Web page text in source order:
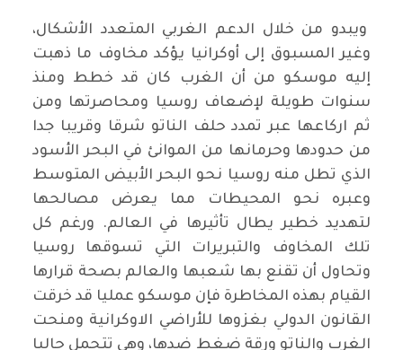
ويبدو من خلال الدعم الغربي المتعدد الأشكال،
وغير المسبوق إلى أوكرانيا يؤكد مخاوف ما ذهبت
إليه موسكو من أن الغرب كان قد خطط ومنذ
سنوات طويلة لإضعاف روسيا ومحاصرتها ومن
ثم اركاعها عبر تمدد حلف الناتو شرقا وقريبا جدا
من حدودها وحرمانها من الموانئ في البحر الأسود
الذي تطل منه روسيا نحو البحر الأبيض المتوسط
وعبره نحو المحيطات مما يعرض مصالحها
لتهديد خطير يطال تأثيرها في العالم. ورغم كل
تلك المخاوف والتبريرات التي تسوقها روسيا
وتحاول أن تقنع بها شعبها والعالم بصحة قرارها
القيام بهذه المخاطرة فإن موسكو عمليا قد خرقت
القانون الدولي بغزوها للأراضي الاوكرانية ومنحت
الغرب والناتو ورقة ضغط ضدها، وهي تتحمل حاليا